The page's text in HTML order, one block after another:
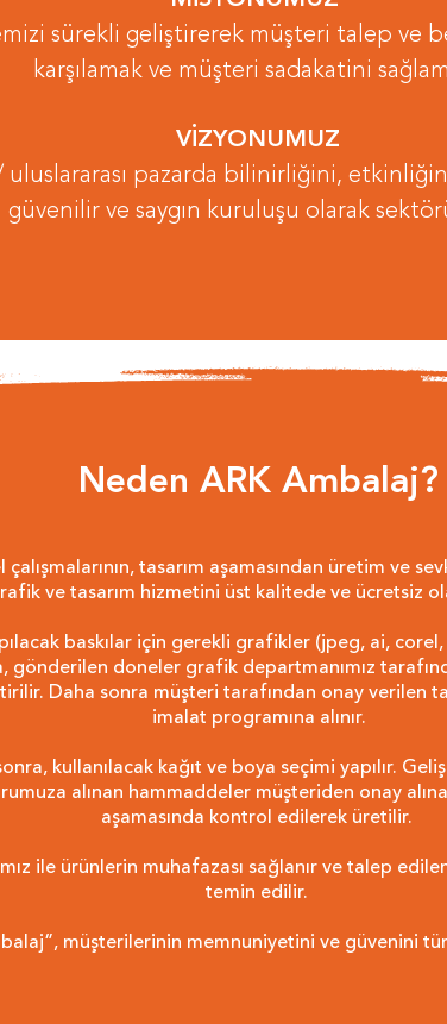
sürekli geliştirerek müşteri talep ve
karşılamak ve müşteri sadakatini
VİZYONUMUZ
/ uluslararası pazarda bilinirliğini,
güvenilir ve saygın kuruluşu olarak
Neden ARK Ambalaj?
tasarım aşamasından üretim ve
ve tasarım hizmetini üst kalitede ve ücretsiz
baskılar için gerekli grafikler (jpeg, ai,
gönderilen doneler grafik departmanımız
Daha sonra müşteri tarafından onay verilen
imalat programına alınır.
kullanılacak kağıt ve boya seçimi yapılır.
alınan hammaddeler müşteriden onay
aşamasında kontrol edilerek üretilir.
ile ürünlerin muhafazası sağlanır ve talep
temin edilir.
müşterilerinin memnuniyetini ve güvenini